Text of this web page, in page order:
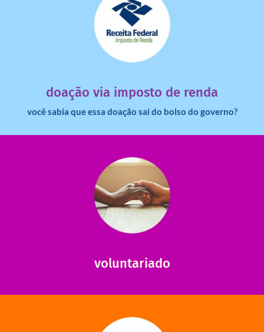
doação via imposto de renda
você sabia que essa doação sai do bolso do governo?
dinheiro deixa de ir para o governo?
saiba mais
voluntariado
ajudar com certos assuntos. Entre em contato conosco e
saiba como nos ajudar.
saiba mais